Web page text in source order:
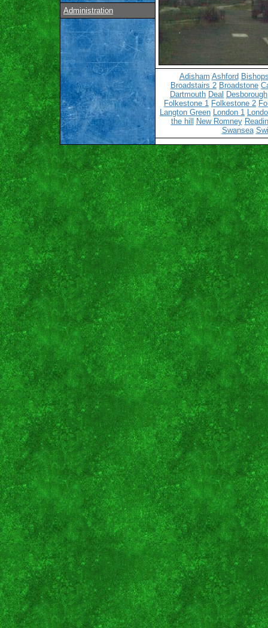
Administration
Adisham Ashford
Broadstairs 2 Broadstone
Dartmouth Deal Desborough
Folkestone 1 Folkestone 2
Langton Green London 1
the hill
New Romney
Swansea